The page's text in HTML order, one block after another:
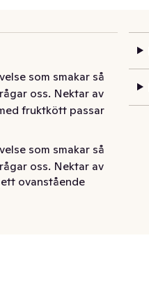
som smakar så
oss. Nektar av
fruktkött passar
som smakar så
oss. Nektar av
fruktkött passar
ovanstående